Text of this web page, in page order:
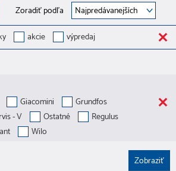
Zoradiť podľa
akcie výpredaj
Giacomini
Grundfos
- V Ostatné
Regulus
Wilo